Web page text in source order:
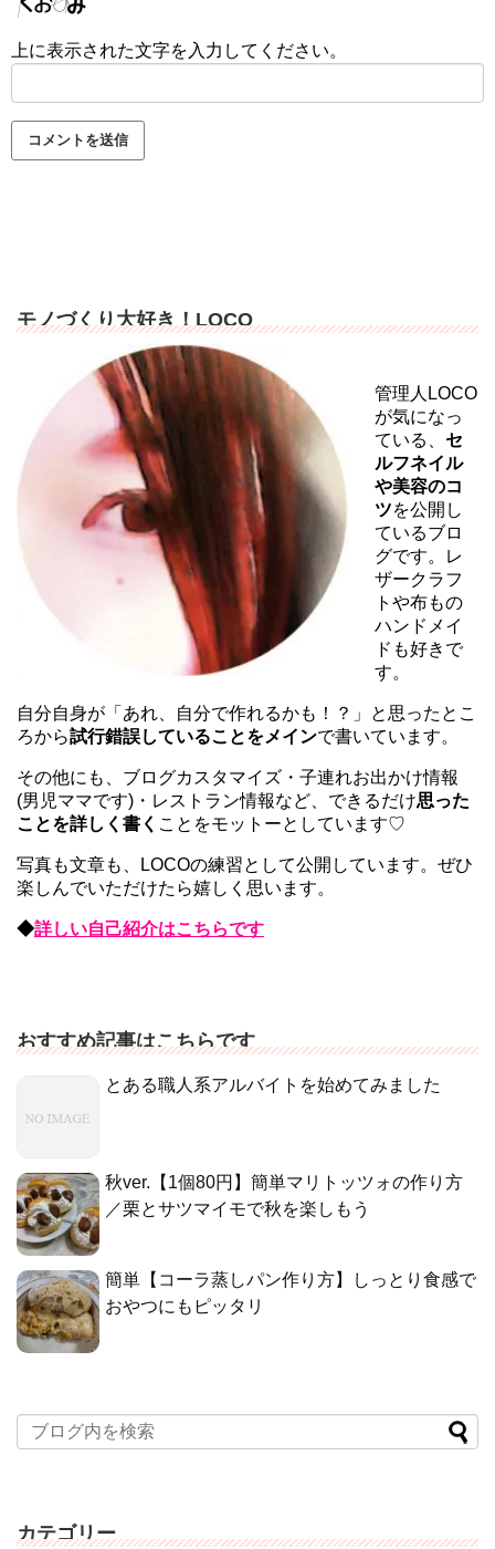
上に表示された文字を入力してください。
モノづくり大好き！LOCO
管理人LOCO
が気になっ
ている、 セ
ルフネイル
や美容のコ
ツを公開し
ているブロ
グです。レ
ザークラフ
トや布もの
ハンドメイ
ドも好きで
す。
自分自身が「あれ、自分で作れるかも！？」と思ったとこ
ろから試行錯誤していることをメインで書いています。
その他にも、ブログカスタマイズ・子連れお出かけ情報
(男児ママです)・レストラン情報など、できるだけ思った
ことを詳しく書く ことをモットーとしています♡
写真も文章も、LOCOの練習として公開しています。ぜひ
楽しんでいただけたら嬉しく思います。
◆詳しい自己紹介はこちらです
おすすめ記事はこちらです
とある職人系アルバイトを始めてみました
秋ver.【1個80円】簡単マリトッツォの作り方
／栗とサツマイモで秋を楽しもう
簡単【コーラ蒸しパン作り方】しっとり食感で
おやつにもピッタリ
カテゴリー